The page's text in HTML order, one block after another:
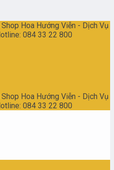
Hoa Hướng Viễn - Dịch Vụ
084 33 22 800
Hoa Hướng Viễn - Dịch Vụ
084 33 22 800